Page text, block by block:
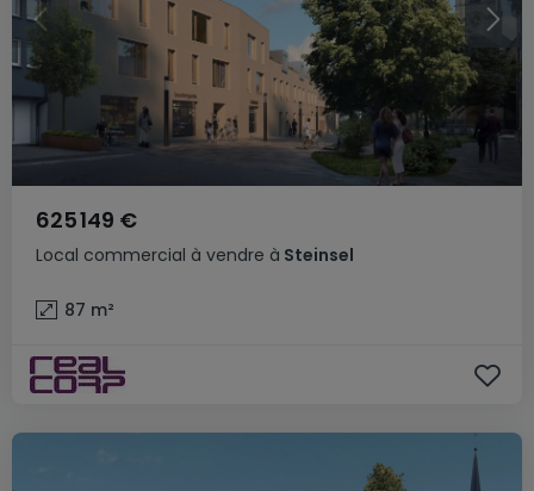
Local commercial à vendre à Steinsel
625 149 €
87 m²